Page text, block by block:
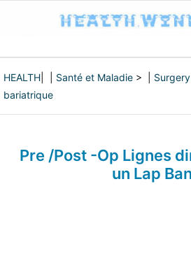
HEALTH Santé et Maladie > |
bariatrique
Pre /Post -Op Lignes
un Lap